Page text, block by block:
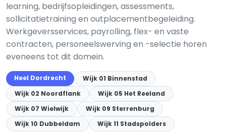
learning, bedrijfsopleidingen, assessments,
sollicitatietraining en outplacementbegeleiding.
Werkgeversservices, payrolling, flex- en vaste
contracten, personeelswerving en -selectie horen
eveneens tot dit domein.
Heel Dordrecht
Wijk 01 Binnenstad
Wijk 02 Noordflank
Wijk 05 Het Reeland
Wijk 07 Wielwijk
Wijk 09 Sterrenburg
Wijk 10 Dubbeldam
Wijk 11 Stadspolders